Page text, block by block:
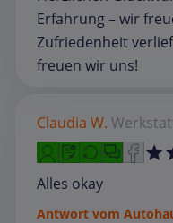
Erfahrung – wir
Zufriedenheit
freuen wir uns!
Claudia W.
Alles okay
Antwort vom